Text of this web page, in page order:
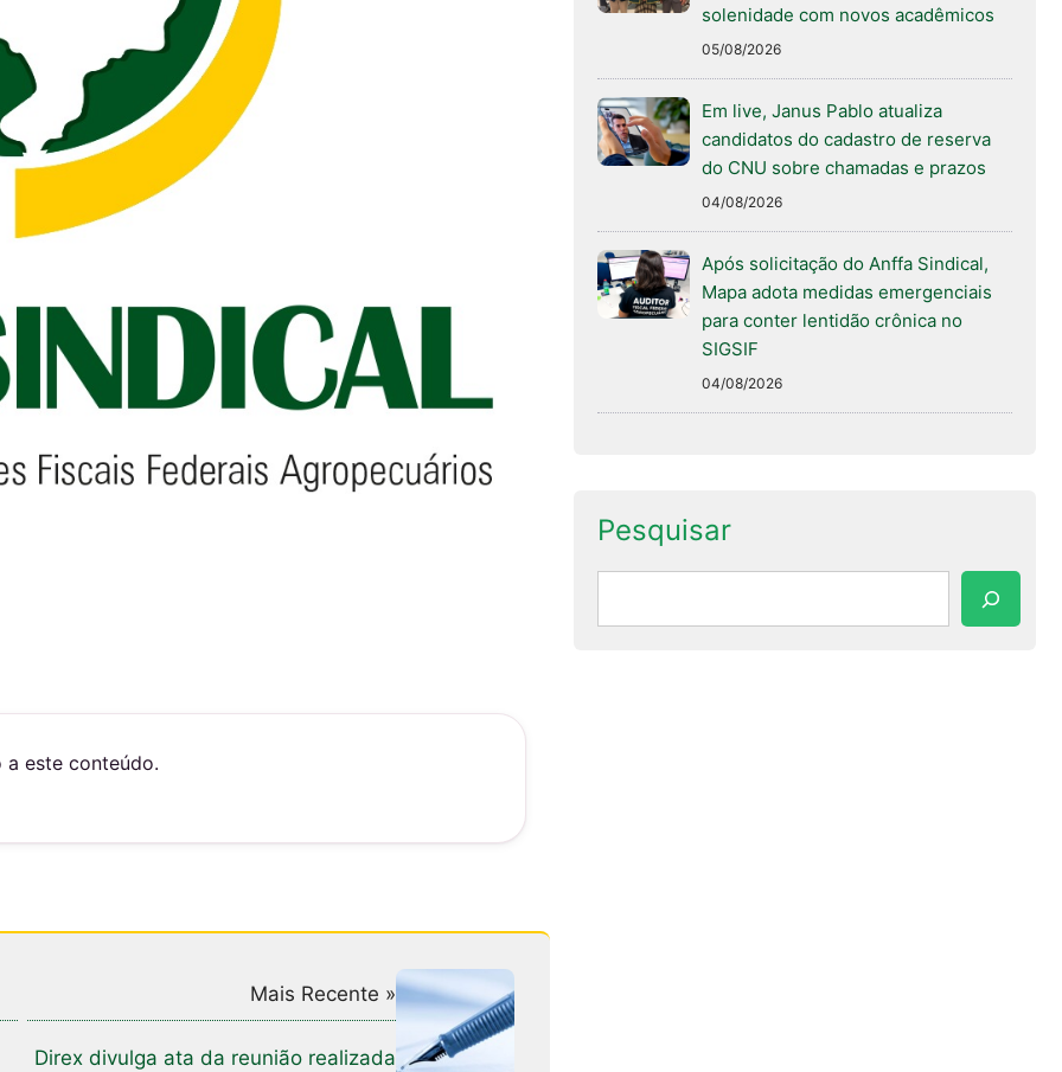
este conteúdo.
Mais Recente »
Direx divulga ata da reunião realizada
solenidade com novos acadêmicos
05/08/2026
Em live, Janus Pablo atualiza
candidatos do cadastro de reserva
do CNU sobre chamadas e prazos
04/08/2026
Após solicitação do Anffa Sindical,
Mapa adota medidas emergenciais
para conter lentidão crônica no
SIGSIF
04/08/2026
Pesquisar